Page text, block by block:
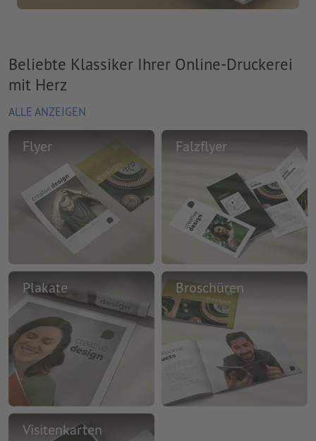
Beliebte Klassiker Ihrer Online-Druckerei
mit Herz
ALLE ANZEIGEN
Flyer Falzflyer
Plakate Broschüren
Visitenkarten